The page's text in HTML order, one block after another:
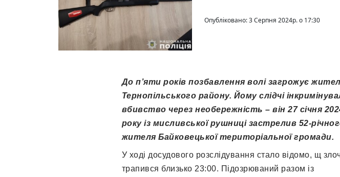
Опубліковано: 3 Серпня 2024р. о 17:30
До п’яти років позбавлення волі загрожує
Тернопільського району. Йому слідчі
вбивство через необережність – він 27 січня
року із мисливської рушниці застрелив 52-
жителя Байковецької територіальної громади.
У ході досудового розслідування стало відомо, щ
трапився близько 23:00. Підозрюваний разом із